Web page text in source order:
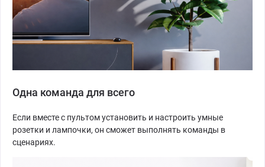
Одна команда для всего
Если вместе с пультом установить и настроить умные
розетки и лампочки, он сможет выполнять команды в
сценариях.